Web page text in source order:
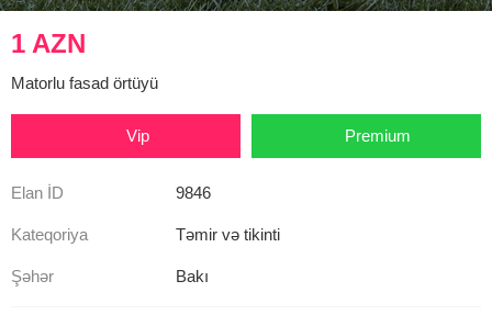
1 AZN
Matorlu fasad örtüyü
Vip Premium
Elan İD 9846
Kateqoriya Təmir və tikinti
Şəhər Bakı